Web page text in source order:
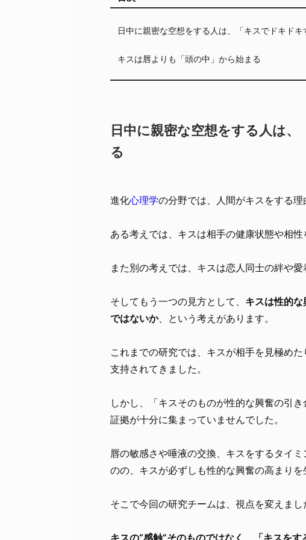
日中に親密な空想をする人は、「キスでドキド
キスは唇よりも「頭の中」から始まる
日中に親密な空想をする人は
る
進化心理学の分野では、人間がキスをする理
ある考えでは、キスは相手の健康状態や相性
また別の考えでは、キスは恋人同士の絆や
そしてもう一つの見方として、 キスは性的
ではないか、という考えがあります。
これまでの研究では、キスが相手を見極め
支持されてきました。
しかし、「キスそのものが性的な興奮の引
証拠が十分に集まっていませんでした。
唇の敏感さや唾液の交換、キスをするタイ
のの、キスが必ずしも性的な興奮の高まりを
そこで今回の研究チームは、視点を変えまし